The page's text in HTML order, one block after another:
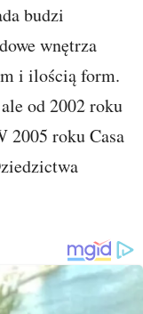
budzi
wnętrza
i ilością form.
od 2002 roku
2005 roku Casa